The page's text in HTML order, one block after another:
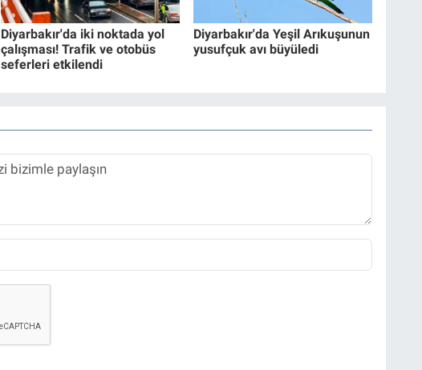
Diyarbakır'da iki noktada yol
çalışması! Trafik ve otobüs
seferleri etkilendi
Diyarbakır'da Yeşil Arıkuşunun
yusufçuk avı büyüledi